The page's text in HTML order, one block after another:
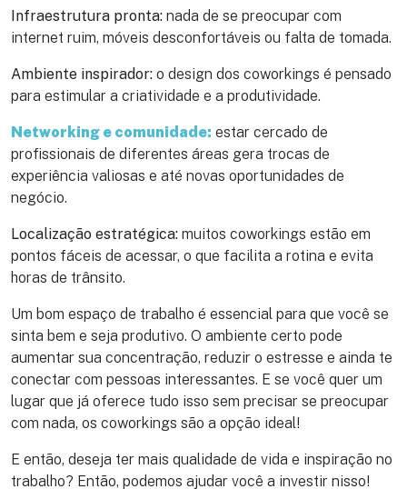
Infraestrutura pronta: nada de se preocupar com
internet ruim, móveis desconfortáveis ou falta de tomada.
Ambiente inspirador: o design dos coworkings é pensado
para estimular a criatividade e a produtividade.
Networking e comunidade: estar cercado de
profissionais de diferentes áreas gera trocas de
experiência valiosas e até novas oportunidades de
negócio.
Localização estratégica: muitos coworkings estão em
pontos fáceis de acessar, o que facilita a rotina e evita
horas de trânsito.
Um bom espaço de trabalho é essencial para que você se
sinta bem e seja produtivo. O ambiente certo pode
aumentar sua concentração, reduzir o estresse e ainda te
conectar com pessoas interessantes. E se você quer um
lugar que já oferece tudo isso sem precisar se preocupar
com nada, os coworkings são a opção ideal!
E então, deseja ter mais qualidade de vida e inspiração no
trabalho? Então, podemos ajudar você a investir nisso!